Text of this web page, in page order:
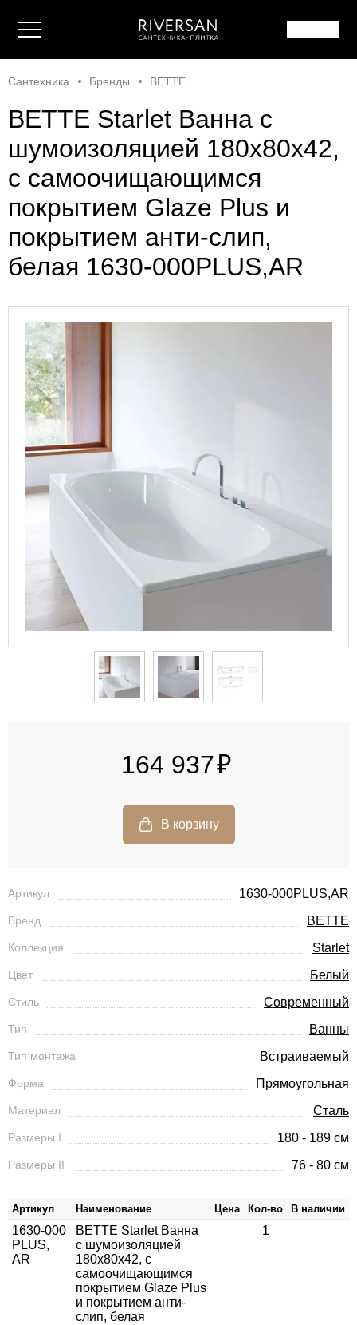
Сантехника Бренды BETTE
BETTE Starlet Ванна с
шумоизоляцией 180х80х42,
с самоочищающимся
покрытием Glaze Plus и
покрытием анти-слип,
белая 1630-000PLUS,AR
Артикул 1630-000PLUS,AR
Бренд BETTE
Коллекция Starlet
Цвет Белый
Стиль Современный
Тип Ванны
Тип монтажа Встраиваемый
Форма Прямоугольная
Материал Сталь
Размеры I 180 - 189 см
Размеры II 76 - 80 см
164 937
Артикул Наименование Цена Кол-во В наличии
1630-000
PLUS,
AR
BETTE Starlet Ванна
с шумоизоляцией
180х80х42, с
самоочищающимся
покрытием Glaze Plus
и покрытием анти-
слип, белая
1